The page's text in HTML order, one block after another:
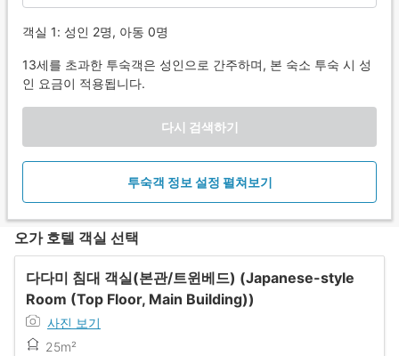
객실 1: 성인 2명, 아동 0명
13세를 초과한 투숙객은 성인으로 간주하며, 본 숙소 투숙 시 성
인 요금이 적용됩니다.
다시 검색하기
투숙객 정보 설정 펼쳐보기
오가 호텔 객실 선택
다다미 침대 객실(본관/트윈베드) (Japanese-style
Room (Top Floor, Main Building))
사진 보기
25m²